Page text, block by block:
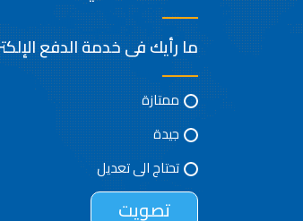
ما رأيك فى خدمة الدفع
ممتازة
جيدة
تحتاج الى تعديل